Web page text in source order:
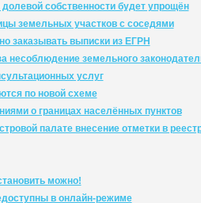
собственности будет упрощён
земельных участков с соседями
заказывать выписки из ЕГРН
несоблюдение земельного
услуг
по новой схеме
о границах населённых пунктов
палате внесение отметки в
можно!
в онлайн-режиме